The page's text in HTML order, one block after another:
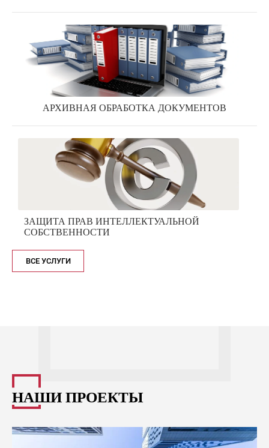
АРХИВНАЯ ОБРАБОТКА ДОКУМЕНТОВ
ЗАЩИТА ПРАВ ИНТЕЛЛЕКТУАЛЬНОЙ
СОБСТВЕННОСТИ
ВСЕ УСЛУГИ
НАШИ ПРОЕКТЫ